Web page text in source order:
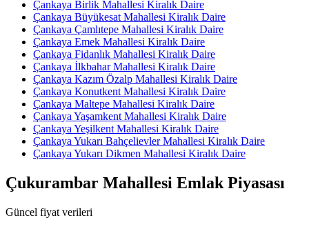
Çankaya Birlik Mahallesi Kiralık Daire
Çankaya Büyükesat Mahallesi Kiralık Daire
Çankaya Çamlıtepe Mahallesi Kiralık Daire
Çankaya Emek Mahallesi Kiralık Daire
Çankaya Fidanlık Mahallesi Kiralık Daire
Çankaya İlkbahar Mahallesi Kiralık Daire
Çankaya Kazım Özalp Mahallesi Kiralık Daire
Çankaya Konutkent Mahallesi Kiralık Daire
Çankaya Maltepe Mahallesi Kiralık Daire
Çankaya Yaşamkent Mahallesi Kiralık Daire
Çankaya Yeşilkent Mahallesi Kiralık Daire
Çankaya Yukarı Bahçelievler Mahallesi Kiralık Daire
Çankaya Yukarı Dikmen Mahallesi Kiralık Daire
Çukurambar Mahallesi Emlak Piyasası
Güncel fiyat verileri